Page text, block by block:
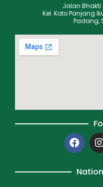
Jalan Bhakti
Kel. Koto Panjang
Padang,